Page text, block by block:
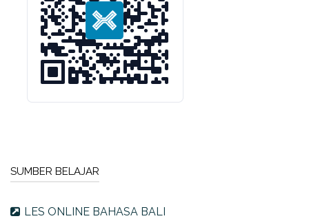
SUMBER BELAJAR
LES ONLINE BAHASA BALI